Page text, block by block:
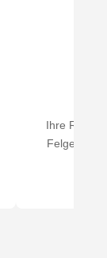
Ihre Reifen
Felgen